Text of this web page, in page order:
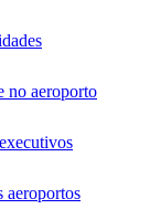
no aeroporto
aeroportos